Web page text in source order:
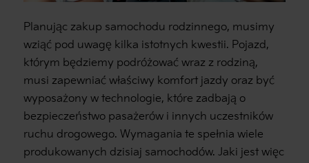
Planując zakup samochodu rodzinnego, musimy
wziąć pod uwagę kilka istotnych kwestii. Pojazd,
którym będziemy podróżować wraz z rodziną,
musi zapewniać właściwy komfort jazdy oraz być
wyposażony w technologie, które zadbają o
bezpieczeństwo pasażerów i innych uczestników
ruchu drogowego. Wymagania te spełnia wiele
produkowanych dzisiaj samochodów. Jaki jest więc